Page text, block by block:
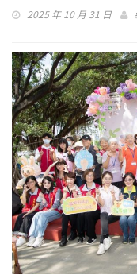
2025 年 10 月 31 日